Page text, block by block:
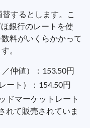
するとします。こ
銀行のレートを使
料がいくらかかって
。
仲値）：153.50円
ート）：154.50円
ドマーケットレート
れて販売されていま